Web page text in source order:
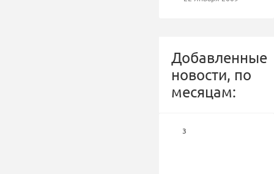
Добавленные
новости, по
месяцам:
3